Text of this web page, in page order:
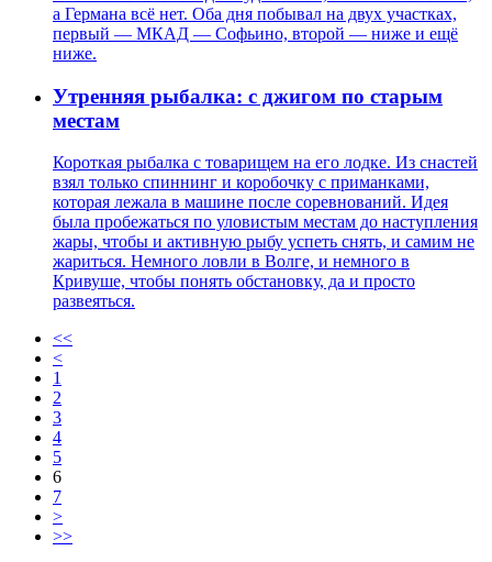
а Германа всё нет. Оба дня побывал на двух участках,
первый — МКАД — Софьино, второй — ниже и ещё
ниже.
Утренняя рыбалка: с джигом по старым
местам
Короткая рыбалка с товарищем на его лодке. Из снастей
взял только спиннинг и коробочку с приманками,
которая лежала в машине после соревнований. Идея
была пробежаться по уловистым местам до наступления
жары, чтобы и активную рыбу успеть снять, и самим не
жариться. Немного ловли в Волге, и немного в
Кривуше, чтобы понять обстановку, да и просто
развеяться.
<<
<
1
2
3
4
5
6
7
>
>>